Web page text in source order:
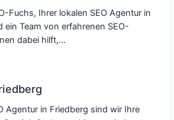
Fuchs, Ihrer lokalen SEO Agentur in
ein Team von erfahrenen SEO-
dabei hilft,…
Agentur in Friedberg sind wir Ihre